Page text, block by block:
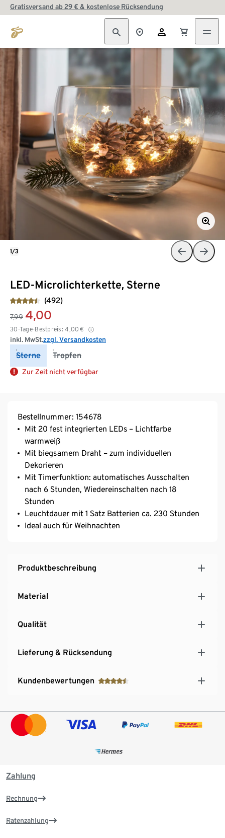
Gratisversand ab 29 € & kostenlose Rücksendung
LED-Microlichterkette, Sterne
(492)
7,99 4,00
30-Tage-Bestpreis: 4,00 €
inkl. MwSt.zzgl. Versandkosten
Sterne Tropfen
Zur Zeit nicht verfügbar
1/3
Bestellnummer: 154678
Mit 20 fest integrierten LEDs – Lichtfarbe
warmweiß
Mit biegsamem Draht – zum individuellen
Dekorieren
Mit Timerfunktion: automatisches Ausschalten
nach 6 Stunden, Wiedereinschalten nach 18
Stunden
Leuchtdauer mit 1 Satz Batterien ca. 230 Stunden
Ideal auch für Weihnachten
Produktbeschreibung
Material
Qualität
Lieferung & Rücksendung
Kundenbewertungen
Zahlung
Rechnung
Ratenzahlung